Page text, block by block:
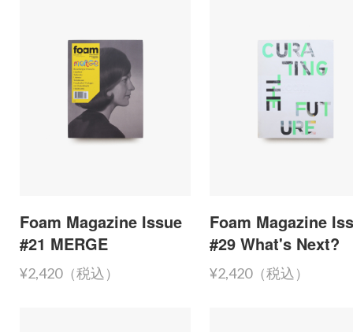
Foam Magazine Issue
#21 MERGE
¥2,420（税込）
Foam Magazine
#29 What's Next?
¥2,420（税込）